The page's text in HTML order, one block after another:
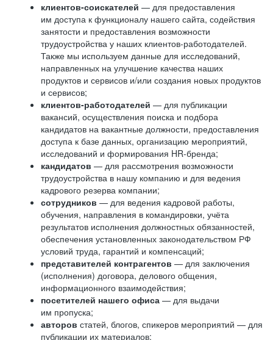
клиентов-соискателей — для предоставления
им доступа к функционалу нашего сайта, содействия
занятости и предоставления возможности
трудоустройства у наших клиентов-работодателей.
Также мы используем данные для исследований,
направленных на улучшение качества наших
продуктов и сервисов и/или создания новых продуктов
и сервисов;
клиентов-работодателей — для публикации
вакансий, осуществления поиска и подбора
кандидатов на вакантные должности, предоставления
доступа к базе данных, организацию мероприятий,
исследований и формирования HR-бренда;
кандидатов — для рассмотрения возможности
трудоустройства в нашу компанию и для ведения
кадрового резерва компании;
сотрудников — для ведения кадровой работы,
обучения, направления в командировки, учёта
результатов исполнения должностных обязанностей,
обеспечения установленных законодательством РФ
условий труда, гарантий и компенсаций;
представителей контрагентов — для заключения
(исполнения) договора, делового общения,
информационного взаимодействия;
посетителей нашего офиса — для выдачи
им пропуска;
авторов статей, блогов, спикеров мероприятий — для
публикации их материалов;